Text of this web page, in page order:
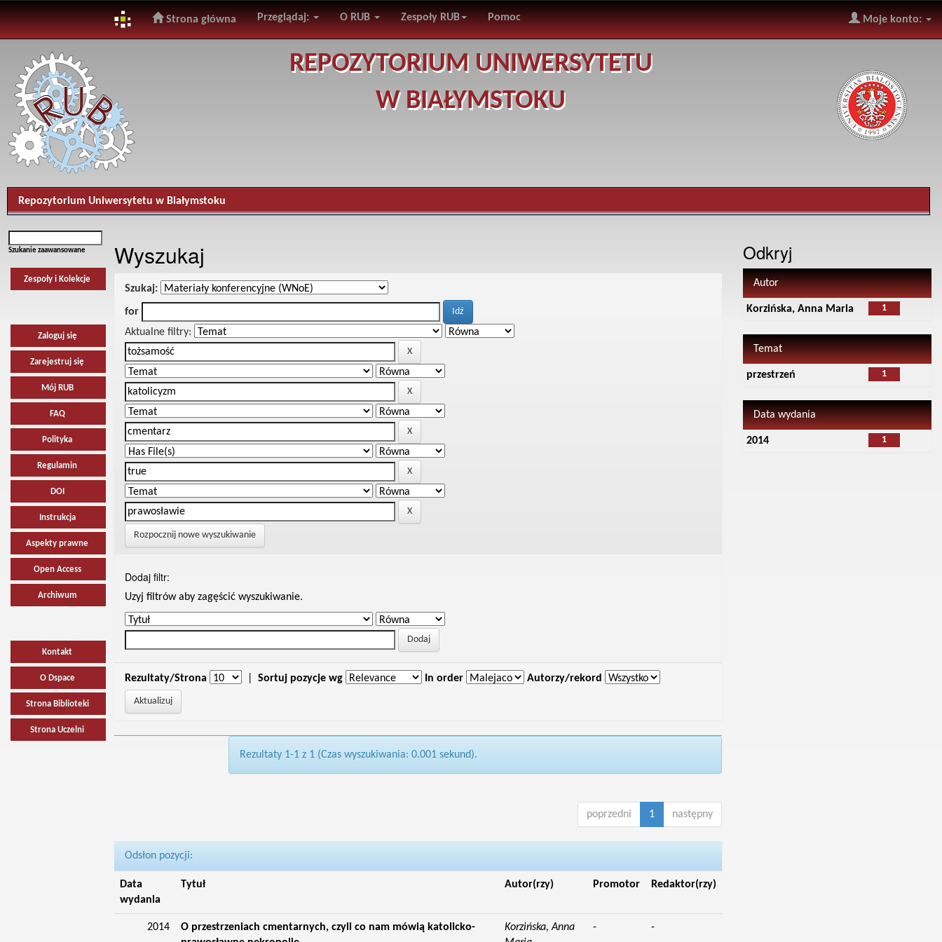
navigation
Strona główna Przeglądaj: O RUB Zespoły RUB Pomoc Moje konto:
REPOZYTORIUM UNIWERSYTETU
W BIAŁYMSTOKU
Repozytorium Uniwersytetu w Białymstoku
Szukanie zaawansowane
Zespoły i Kolekcje
Zaloguj się
Zarejestruj się
Mój RUB
FAQ
Polityka
Regulamin
DOI
Instrukcja
Aspekty prawne
Open Access
Archiwum
Kontakt
O Dspace
Strona Biblioteki
Strona Uczelni
Wyszukaj
Szukaj:
for
Aktualne filtry:
Rozpocznij nowe wyszukiwanie
Dodaj filtr:
Uzyj filtrów aby zagęścić wyszukiwanie.
Rezultaty/Strona Sortuj pozycje wg In order Autorzy/rekord
Rezultaty 1-1 z 1 (Czas wyszukiwania: 0.001 sekund).
poprzedni 1 następny
Odsłon pozycji:
Data
wydania
Tytuł Autor(rzy) Promotor Redaktor(rzy)
2014
O przestrzeniach cmentarnych, czyli co nam mówią katolicko-
Korzińska, Anna
- -
Odkryj
Autor
1
Korzińska, Anna Maria
Temat
1
przestrzeń
Data wydania
1
2014